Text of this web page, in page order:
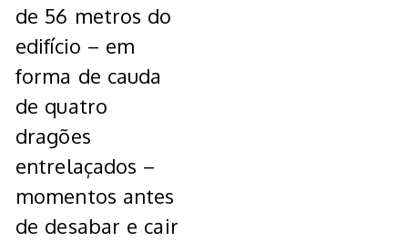
de 56 metros do
edifício – em
forma de cauda
de quatro
dragões
entrelaçados –
momentos antes
de desabar e cair